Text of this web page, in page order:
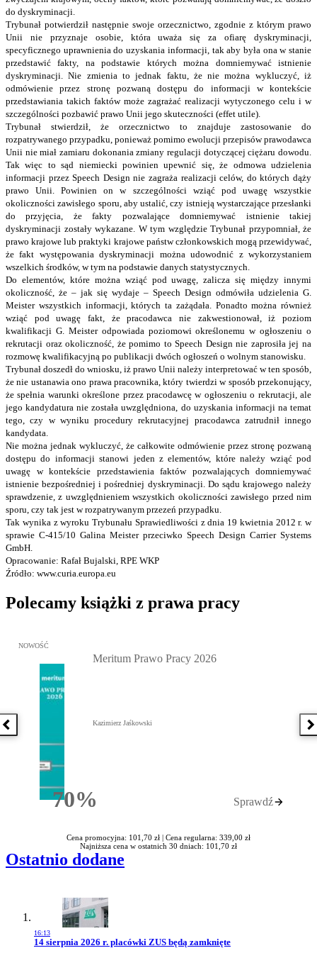
do dyskryminacji.
Trybunał potwierdził następnie swoje orzecznictwo, zgodnie z którym prawo
Unii nie przyznaje osobie, która uważa się za ofiarę dyskryminacji,
specyficznego uprawnienia do uzyskania informacji, tak aby była ona w stanie
przedstawić fakty, na podstawie których można domniemywać istnienie
dyskryminacji. Nie zmienia to jednak faktu, że nie można wykluczyć, iż
odmówienie przez stronę pozwaną dostępu do informacji w kontekście
przedstawiania takich faktów może zagrażać realizacji wytyczonego celu i w
szczególności pozbawić prawo Unii jego skuteczności (effet utile).
Trybunał stwierdził, że orzecznictwo to znajduje zastosowanie do
rozpatrywanego przypadku, ponieważ pomimo ewolucji przepisów prawodawca
Unii nie miał zamiaru dokonania zmiany regulacji dotyczącej ciężaru dowodu.
Tak więc to sąd niemiecki powinien upewnić się, że odmowa udzielenia
informacji przez Speech Design nie zagraża realizacji celów, do których dąży
prawo Unii. Powinien on w szczególności wziąć pod uwagę wszystkie
okoliczności zawisłego sporu, aby ustalić, czy istnieją wystarczające przesłanki
do przyjęcia, że fakty pozwalające domniemywać istnienie takiej
dyskryminacji zostały wykazane. W tym względzie Trybunał przypomniał, że
prawo krajowe lub praktyki krajowe państw członkowskich mogą przewidywać,
że fakt występowania dyskryminacji można udowodnić z wykorzystaniem
wszelkich środków, w tym na podstawie danych statystycznych.
Do elementów, które można wziąć pod uwagę, zalicza się między innymi
okoliczność, że – jak się wydaje – Speech Design odmówiła udzielenia G.
Meister wszystkich informacji, których ta zażądała. Ponadto można również
wziąć pod uwagę fakt, że pracodawca nie zakwestionował, iż poziom
kwalifikacji G. Meister odpowiada poziomowi określonemu w ogłoszeniu o
rekrutacji oraz okoliczność, że pomimo to Speech Design nie zaprosiła jej na
rozmowę kwalifikacyjną po publikacji dwóch ogłoszeń o wolnym stanowisku.
Trybunał doszedł do wniosku, iż prawo Unii należy interpretować w ten sposób,
że nie ustanawia ono prawa pracownika, który twierdzi w sposób przekonujący,
że spełnia warunki określone przez pracodawcę w ogłoszeniu o rekrutacji, ale
jego kandydatura nie została uwzględniona, do uzyskania informacji na temat
tego, czy w wyniku procedury rekrutacyjnej pracodawca zatrudnił innego
kandydata.
Nie można jednak wykluczyć, że całkowite odmówienie przez stronę pozwaną
dostępu do informacji stanowi jeden z elementów, które należy wziąć pod
uwagę w kontekście przedstawienia faktów pozwalających domniemywać
istnienie bezpośredniej i pośredniej dyskryminacji. Do sądu krajowego należy
sprawdzenie, z uwzględnieniem wszystkich okoliczności zawisłego przed nim
sporu, czy tak jest w rozpatrywanym przezeń przypadku.
Tak wynika z wyroku Trybunału Sprawiedliwości z dnia 19 kwietnia 2012 r. w
sprawie C-415/10 Galina Meister przeciwko Speech Design Carrier Systems
GmbH.
Opracowanie: Rafał Bujalski, RPE WKP
Źródło: www.curia.europa.eu
Polecamy książki z prawa pracy
Poprzednia książka
Przejdź do: Meritum Prawo Pracy 2026, Kazimierz Jaśkowski -
NOWOŚĆ
70%Rabatu
Meritum Prawo Pracy 2026
Kazimierz Jaśkowski
Sprawdź
Cena promocyjna: 101,70 zł | Cena regularna: 339,00 zł
Najniższa cena w ostatnich 30 dniach: 101,70 zł
Ostatnio dodane
16:13
Przejdź do artykułu:
14 sierpnia 2026 r. placówki ZUS będą zamknięte